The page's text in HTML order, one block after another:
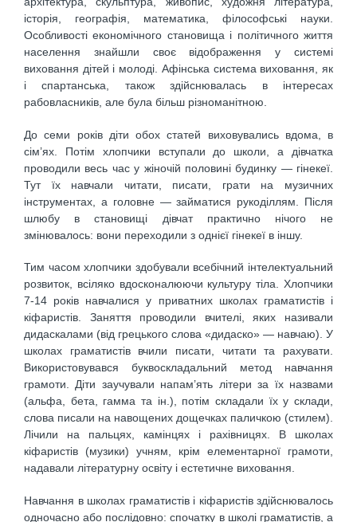
історія, географія, математика, філософські науки.
Особливості економічного становища і політичного життя
населення знайшли своє відображення у системі
виховання дітей і молоді. Афінська система виховання, як
і спартанська, також здійснювалась в інтересах
рабовласників, але була більш різноманітною.
До семи років діти обох статей виховувались вдома, в
сім’ях. Потім хлопчики вступали до школи, а дівчатка
проводили весь час у жіночій половині будинку — гінекеї.
Тут їх навчали читати, писати, грати на музичних
інструментах, а головне — займатися рукоділлям. Після
шлюбу в становищі дівчат практично нічого не
змінювалось: вони переходили з однієї гінекеї в іншу.
Тим часом хлопчики здобували всебічний інтелектуальний
розвиток, всіляко вдосконалюючи культуру тіла. Хлопчики
7-14 років навчалися у приватних школах граматистів і
кіфаристів. Заняття проводили вчителі, яких називали
дидаскалами (від грецького слова «дидаско» — навчаю). У
школах граматистів вчили писати, читати та рахувати.
Використовувався буквоскладальний метод навчання
грамоти. Діти заучували напам’ять літери за їх назвами
(альфа, бета, гамма та ін.), потім складали їх у склади,
слова писали на навощених дощечках паличкою (стилем).
Лічили на пальцях, камінцях і рахівницях. В школах
кіфаристів (музики) учням, крім елементарної грамоти,
надавали літературну освіту і естетичне виховання.
Навчання в школах граматистів і кіфаристів здійснювалось
одночасно або послідовно: спочатку в школі граматистів, а